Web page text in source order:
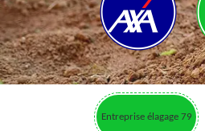
Entreprise élagage 79